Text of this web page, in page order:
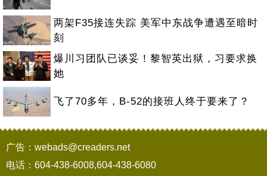
两架F35接连失踪 美军中东战争遭遇至暗时
刻
爆川习团队已谈妥！黎智英出狱，习要求换
她
飞了70多年，B-52的接班人终于要来了？
广告：webads@creaders.net
电话：604-438-6008,604-438-6080